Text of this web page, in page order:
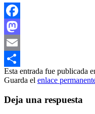
Facebook
Mastodon
Email
Compartir
Esta entrada fue publicada
Guarda el enlace
Deja una respuesta